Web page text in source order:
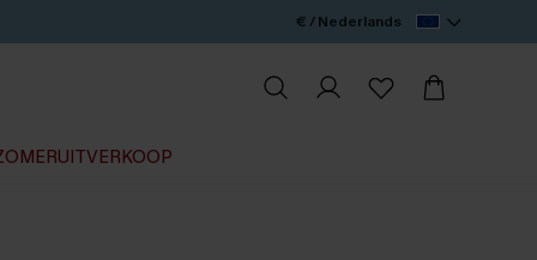
€ / Nederlands